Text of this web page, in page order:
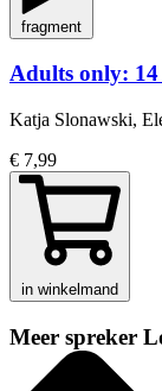
fragment
Adults only: 14
Katja Slonawski,
€ 7,99
in winkelmand
Meer spreker